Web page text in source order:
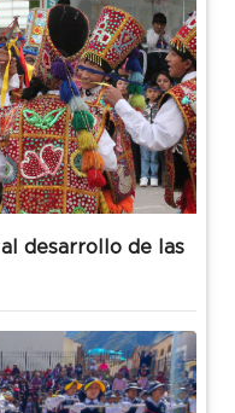
desarrollo de las